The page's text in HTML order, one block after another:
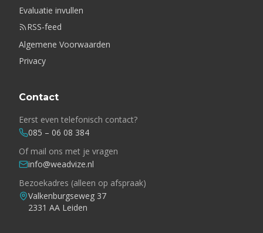
Evaluatie invullen
RSS-feed
Algemene Voorwaarden
Privacy
Contact
Eerst even telefonisch contact?
085 – 06 08 384
Of mail ons met je vragen
info@weadvize.nl
Bezoekadres (alleen op afspraak)
Valkenburgseweg 37
2331 AA Leiden